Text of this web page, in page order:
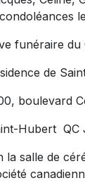
funéraire
de
boulevard
Hubert QC
salle de